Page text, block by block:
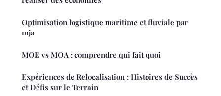
Optimisation logistique maritime et fluviale par
mja
MOE vs MOA : comprendre qui fait quoi
Expériences de Relocalisation : Histoires de Succès
et Défis sur le Terrain